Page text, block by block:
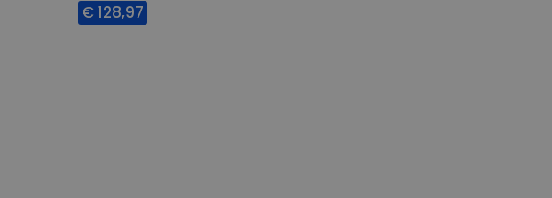
€ 128,97